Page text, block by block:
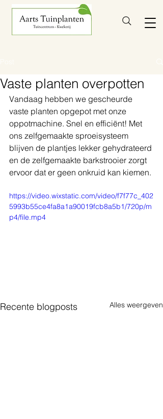
Vaste planten overpotten
Vandaag hebben we gescheurde
vaste planten opgepot met onze
oppotmachine. Snel en efficiënt! Met
ons zelfgemaakte sproeisysteem
blijven de plantjes lekker gehydrateerd
en de zelfgemaakte barkstrooier zorgt
ervoor dat er geen onkruid kan kiemen.
https://video.wixstatic.com/video/f7f77c_402
5993b55ce4fa8a1a90019fcb8a5b1/720p/m
p4/file.mp4
Recente blogposts Alles weergeven